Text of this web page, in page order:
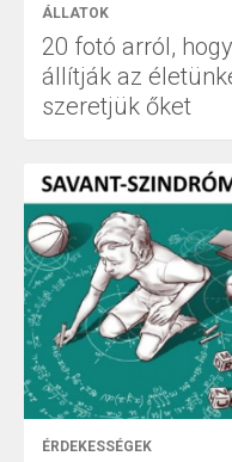
ÁLLATOK
20 fotó arról,
állítják az
szeretjük őket
ÉRDEKESSÉGEK